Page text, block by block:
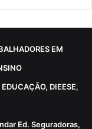
EM
DIEESE,
Ed. Seguradoras,